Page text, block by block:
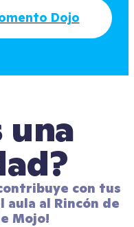
Dojo
una
con tus
al Rincón de
Mojo!